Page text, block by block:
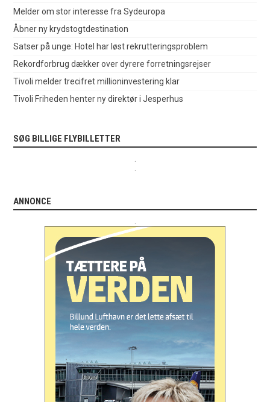
Melder om stor interesse fra Sydeuropa
Åbner ny krydstogtdestination
Satser på unge: Hotel har løst rekrutteringsproblem
Rekordforbrug dækker over dyrere forretningsrejser
Tivoli melder trecifret millioninvestering klar
Tivoli Friheden henter ny direktør i Jesperhus
SØG BILLIGE FLYBILLETTER
ANNONCE